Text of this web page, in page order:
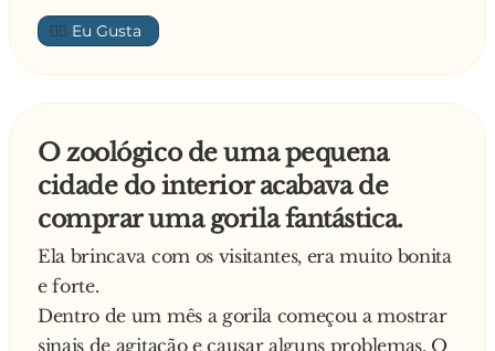
no cio, o boi sente o cheiro e eles cruzam!
— Hum... Zé, posso pergunta uma coisa pr'ocê?
— Pode sim!
— Você tá com o nariz entupido?
👍🏼
O zoológico de uma pequena
cidade do interior acabava de
comprar uma gorila fantástica.
Ela brincava com os visitantes, era muito bonita
e forte.
Dentro de um mês a gorila começou a mostrar
sinais de agitação e causar alguns problemas. O